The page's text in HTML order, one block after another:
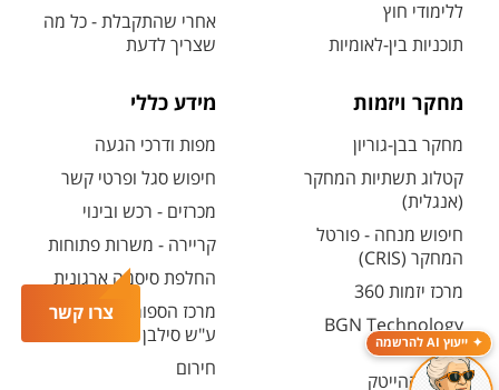
צרו קשר
ייעוץ AI להרשמה
ללימודי חוץ
תוכניות בין-לאומיות
אחרי שהתקבלת - כל מה
שצריך לדעת
מחקר ויזמות
מחקר בבן-גוריון
קטלוג תשתיות המחקר
(אנגלית)
חיפוש מנחה - פורטל
המחקר (CRIS)
מרכז יזמות 360
BGN Technology
Transfer
פארק ההייטק
מידע כללי
מפות ודרכי הגעה
חיפוש סגל ופרטי קשר
מכרזים - רכש ובינוי
קריירה - משרות פתוחות
החלפת סיסמה ארגונית
מרכז הספורט והנופש
ע"ש סילבן אדמס
חירום